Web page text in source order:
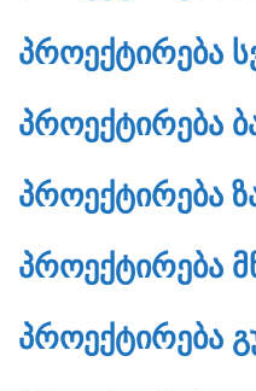
ᲞᲠᲝᲔᲥᲢᲘᲠᲔᲑᲐ
ᲞᲠᲝᲔᲥᲢᲘᲠᲔᲑᲐ
ᲞᲠᲝᲔᲥᲢᲘᲠᲔᲑᲐ
ᲞᲠᲝᲔᲥᲢᲘᲠᲔᲑᲐ
ᲞᲠᲝᲔᲥᲢᲘᲠᲔᲑᲐ